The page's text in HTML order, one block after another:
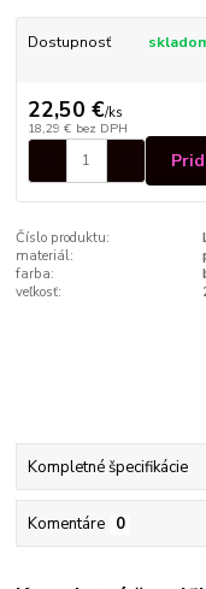
Dostupnosť
22,50 €/ks
18,29 € bez DPH
Číslo produktu:
materiál:
farba:
veľkosť:
Kompletné špecifikácie
Komentáre 0